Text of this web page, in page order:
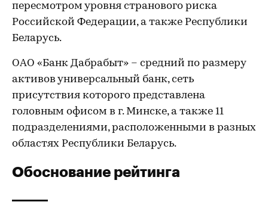
пересмотром уровня странового риска
Российской Федерации, а также Республики
Беларусь.
ОАО «Банк Дабрабыт» – средний по размеру
активов универсальный банк, сеть
присутствия которого представлена
головным офисом в г. Минске, а также 11
подразделениями, расположенными в разных
областях Республики Беларусь.
Обоснование рейтинга